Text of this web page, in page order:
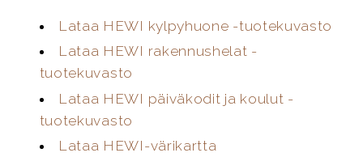
Lataa HEWI kylpyhuone -tuotekuvasto
Lataa HEWI rakennushelat -
tuotekuvasto
Lataa HEWI päiväkodit ja koulut -
tuotekuvasto
Lataa HEWI-värikartta